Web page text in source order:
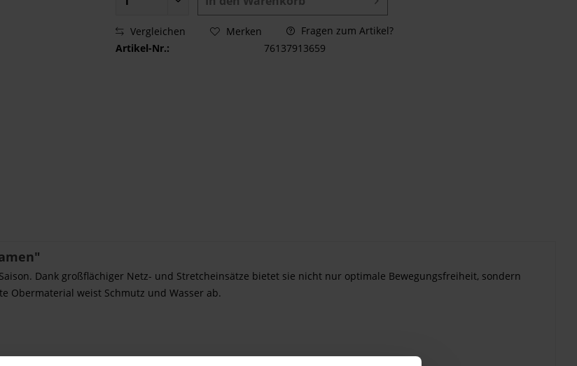
Vergleichen Merken
Fragen zum Artikel?
Artikel-Nr.:
76137913659
Dank großflächiger Netz- und Stretcheinsätze bietet sie nicht nur optimale Bewegungsfreiheit, sondern
Obermaterial weist Schmutz und Wasser ab.